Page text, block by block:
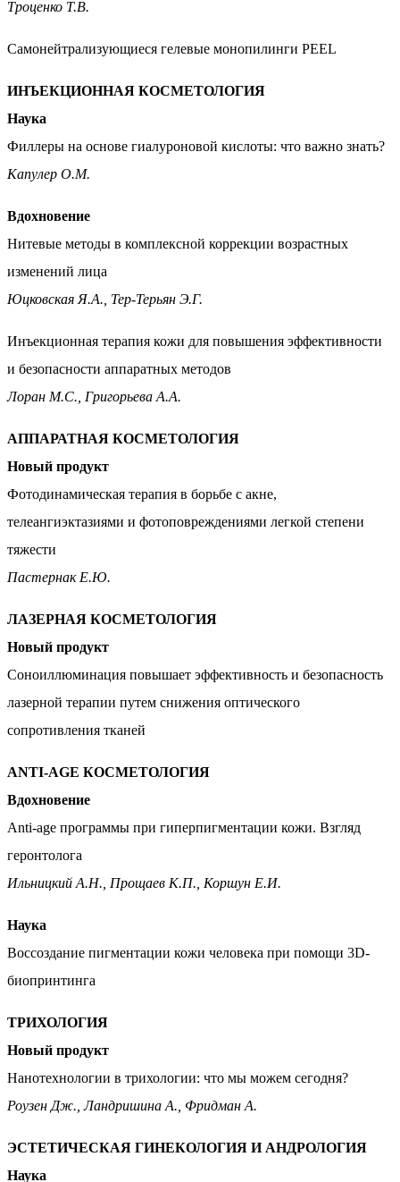
Троценко Т.В.
Самонейтрализующиеся гелевые монопилинги PEEL
ИНЪЕКЦИОННАЯ КОСМЕТОЛОГИЯ
Наука
Филлеры на основе гиалуроновой кислоты: что важно знать?
Капулер О.М.
Вдохновение
Нитевые методы в комплексной коррекции возрастных
изменений лица
Юцковская Я.А., Тер-Терьян Э.Г.
Инъекционная терапия кожи для повышения эффективности
и безопасности аппаратных методов
Лоран М.С., Григорьева А.А.
АППАРАТНАЯ КОСМЕТОЛОГИЯ
Новый продукт
Фотодинамическая терапия в борьбе с акне,
телеангиэктазиями и фотоповреждениями легкой степени
тяжести
Пастернак Е.Ю.
ЛАЗЕРНАЯ КОСМЕТОЛОГИЯ
Новый продукт
Соноиллюминация повышает эффективность и безопасность
лазерной терапии путем снижения оптического
сопротивления тканей
ANTI-AGE КОСМЕТОЛОГИЯ
Вдохновение
Anti-age программы при гиперпигментации кожи. Взгляд
геронтолога
Ильницкий А.Н., Прощаев К.П., Коршун Е.И.
Наука
Воссоздание пигментации кожи человека при помощи 3D-
биопринтинга
ТРИХОЛОГИЯ
Новый продукт
Нанотехнологии в трихологии: что мы можем сегодня?
Роузен Дж., Ландришина А., Фридман А.
ЭСТЕТИЧЕСКАЯ ГИНЕКОЛОГИЯ И АНДРОЛОГИЯ
Наука